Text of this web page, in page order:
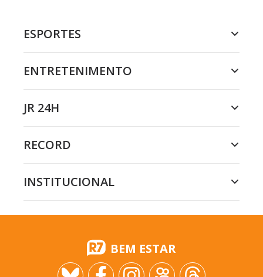
ESPORTES
ENTRETENIMENTO
JR 24H
RECORD
INSTITUCIONAL
BEM ESTAR